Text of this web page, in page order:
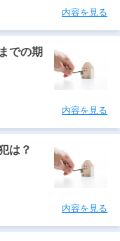
内容を見る
での期
内容を見る
は？
内容を見る